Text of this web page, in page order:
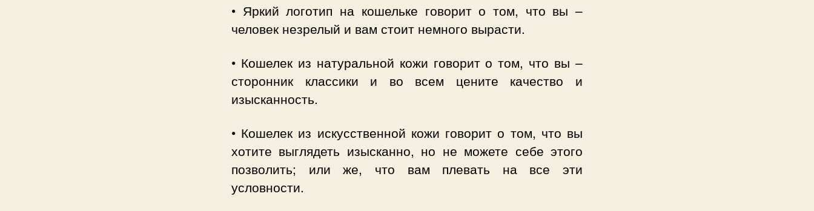
• Яркий логотип на кошельке говорит о том, что вы –
человек незрелый и вам стоит немного вырасти.
• Кошелек из натуральной кожи говорит о том, что вы –
сторонник классики и во всем цените качество и
изысканность.
• Кошелек из искусственной кожи говорит о том, что вы
хотите выглядеть изысканно, но не можете себе этого
позволить; или же, что вам плевать на все эти
условности.